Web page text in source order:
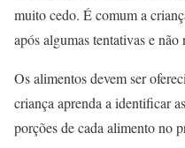
muito cedo. É comum a
após algumas tentativas e não
Os alimentos devem ser
criança aprenda a identificar
porções de cada alimento no